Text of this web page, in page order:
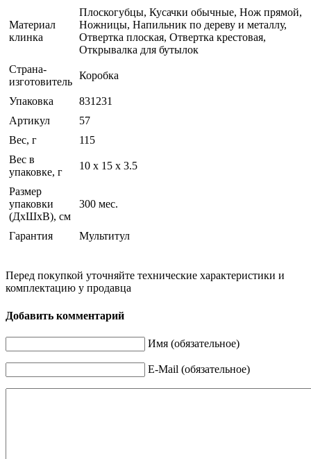
Материал
клинка
Плоскогубцы, Кусачки обычные, Нож прямой,
Ножницы, Напильник по дереву и металлу,
Отвертка плоская, Отвертка крестовая,
Открывалка для бутылок
Страна-
изготовитель
Коробка
Упаковка
831231
Артикул
57
Вес, г
115
Вес в
упаковке, г
10 x 15 x 3.5
Размер
упаковки
(ДхШхВ), см
300 мес.
Гарантия Мультитул
Перед покупкой уточняйте технические характеристики и
комплектацию у продавца
Добавить комментарий
Имя (обязательное)
E-Mail (обязательное)